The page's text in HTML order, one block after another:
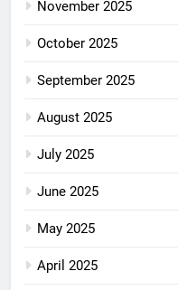
November 2025
October 2025
September 2025
August 2025
July 2025
June 2025
May 2025
April 2025